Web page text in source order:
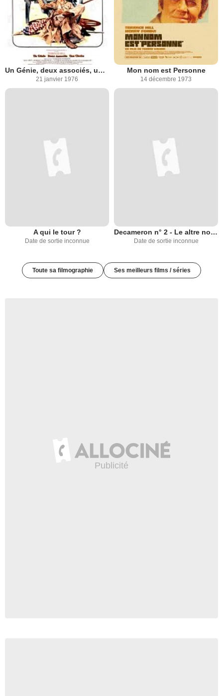
Un Génie, deux associés, une cloche
21 janvier 1976
Mon nom est Personne
14 décembre 1973
A qui le tour ?
Date de sortie inconnue
Decameron n° 2 - Le altre novelle del Boccaccio
Date de sortie inconnue
Toute sa filmographie Ses meilleurs films / séries